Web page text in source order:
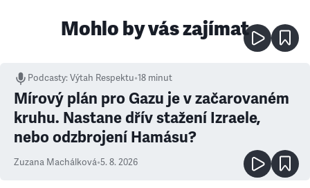
Mohlo by vás zajímat
Podcasty:Výtah Respektu•18 minut
Mírový plán pro Gazu je v začarovaném
kruhu. Nastane dřív stažení Izraele,
nebo odzbrojení Hamásu?
Zuzana Machálková•5. 8. 2026